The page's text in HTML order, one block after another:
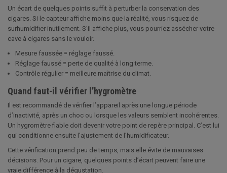
Un écart de quelques points suffit à perturber la conservation des
cigares. Si le capteur affiche moins que la réalité, vous risquez de
surhumidifier inutilement. S’il affiche plus, vous pourriez assécher votre
cave à cigares sans le vouloir.
Mesure faussée = réglage faussé.
Réglage faussé = perte de qualité à long terme.
Contrôle régulier = meilleure maîtrise du climat.
Quand faut-il vérifier l’hygromètre
Il est recommandé de vérifier l’appareil après une longue période
d’inactivité, après un choc ou lorsque les valeurs semblent incohérentes.
Un hygromètre fiable doit devenir votre point de repère principal. C’est lui
qui conditionne ensuite l’ajustement de l’humidificateur.
Cette vérification prend peu de temps, mais elle évite de mauvaises
décisions. Pour un cigare, quelques points d’écart peuvent faire une
vraie différence à la dégustation.